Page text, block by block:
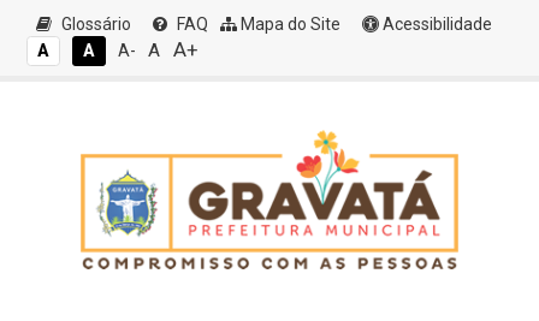
Glossário FAQ Mapa do Site
Acessibilidade
A
A A- A A+